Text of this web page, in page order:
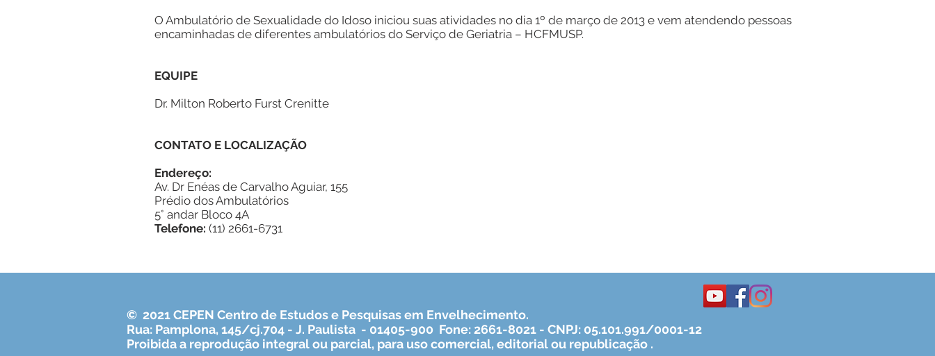
O Ambulatório de Sexualidade do Idoso iniciou suas atividades no dia 1º de março de 2013 e vem atendendo pessoas
encaminhadas de diferentes ambulatórios do Serviço de Geriatria – HCFMUSP.
EQUIPE
Dr. Milton Roberto Furst Crenitte
CONTATO E LOCALIZAÇÃO
Endereço:
Av. Dr Enéas de Carvalho Aguiar, 155
Prédio dos Ambulatórios
5° andar Bloco 4A
Telefone: (11) 2661-6731
© 2021 CEPEN Centro de Estudos e Pesquisas em Envelhecimento.
Rua: Pamplona, 145/cj.704 - J. Paulista - 01405-900 Fone: 2661-8021 - CNPJ: 05.101.991/0001-12
Proibida a reprodução integral ou parcial, para uso comercial, editorial ou republicação .